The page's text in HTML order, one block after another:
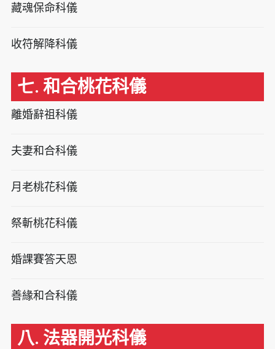
藏魂保命科儀
收符解降科儀
七. 和合桃花科儀
離婚辭祖科儀
夫妻和合科儀
月老桃花科儀
祭斬桃花科儀
婚課賽答天恩
善緣和合科儀
八. 法器開光科儀